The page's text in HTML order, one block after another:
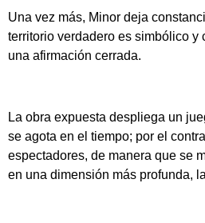
Una vez más, Minor deja
territorio verdadero es simbólico
una afirmación cerrada.
La obra expuesta despliega un
se agota en el tiempo; por el
espectadores, de manera que se
en una dimensión más profunda,